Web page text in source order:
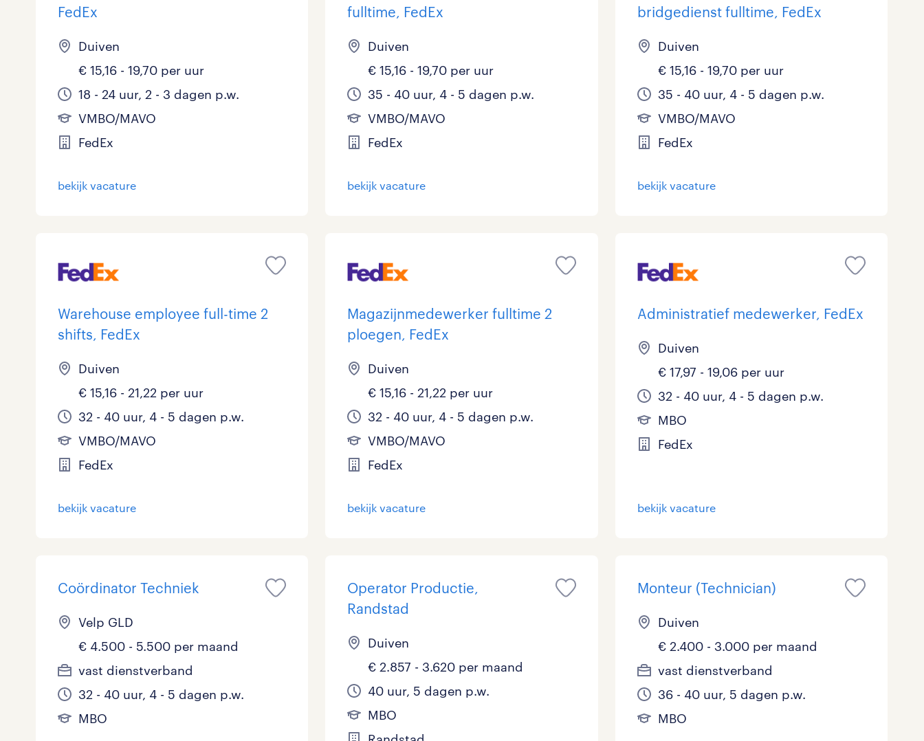
FedEx
Duiven
€ 15,16 - 19,70 per uur
18 - 24 uur, 2 - 3 dagen p.w.
VMBO/MAVO
FedEx
bekijk vacature
fulltime, FedEx
Duiven
€ 15,16 - 19,70 per uur
35 - 40 uur, 4 - 5 dagen p.w.
VMBO/MAVO
FedEx
bekijk vacature
bridgedienst fulltime, FedEx
Duiven
€ 15,16 - 19,70 per uur
35 - 40 uur, 4 - 5 dagen p.w.
VMBO/MAVO
FedEx
bekijk vacature
Warehouse employee full-time 2
shifts, FedEx
Duiven
€ 15,16 - 21,22 per uur
32 - 40 uur, 4 - 5 dagen p.w.
VMBO/MAVO
FedEx
bekijk vacature
Magazijnmedewerker fulltime 2
ploegen, FedEx
Duiven
€ 15,16 - 21,22 per uur
32 - 40 uur, 4 - 5 dagen p.w.
VMBO/MAVO
FedEx
bekijk vacature
Administratief medewerker, FedEx
Duiven
€ 17,97 - 19,06 per uur
32 - 40 uur, 4 - 5 dagen p.w.
MBO
FedEx
bekijk vacature
Coördinator Techniek
Velp GLD
€ 4.500 - 5.500 per maand
vast dienstverband
32 - 40 uur, 4 - 5 dagen p.w.
MBO
Operator Productie,
Randstad
Duiven
€ 2.857 - 3.620 per maand
40 uur, 5 dagen p.w.
MBO
Monteur (Technician)
Duiven
€ 2.400 - 3.000 per maand
vast dienstverband
36 - 40 uur, 5 dagen p.w.
MBO